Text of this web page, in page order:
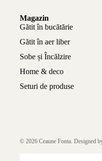
Magazin
Gătit în bucătărie
Gătit în aer liber
Sobe și Încălzire
Home & deco
Seturi de produse
© 2026 Ceaune Fonta. Designed